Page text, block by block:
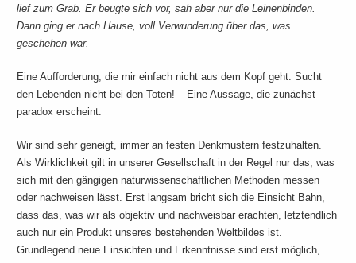
lief zum Grab. Er beugte sich vor, sah aber nur die Leinenbinden.
Dann ging er nach Hause, voll Verwunderung über das, was
geschehen war.
Eine Aufforderung, die mir einfach nicht aus dem Kopf geht: Sucht
den Lebenden nicht bei den Toten! – Eine Aussage, die zunächst
paradox erscheint.
Wir sind sehr geneigt, immer an festen Denkmustern festzuhalten.
Als Wirklichkeit gilt in unserer Gesellschaft in der Regel nur das, was
sich mit den gängigen naturwissenschaftlichen Methoden messen
oder nachweisen lässt. Erst langsam bricht sich die Einsicht Bahn,
dass das, was wir als objektiv und nachweisbar erachten, letztendlich
auch nur ein Produkt unseres bestehenden Weltbildes ist.
Grundlegend neue Einsichten und Erkenntnisse sind erst möglich,